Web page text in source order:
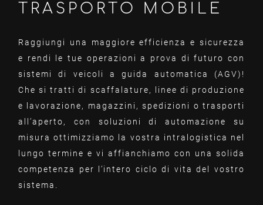
TRASPORTO MOBILE
Raggiungi una maggiore efficienza e sicurezza
e rendi le tue operazioni a prova di futuro con
sistemi di veicoli a guida automatica (AGV)!
Che si tratti di scaffalature, linee di produzione
e lavorazione, magazzini, spedizioni o trasporti
all’aperto, con soluzioni di automazione su
misura ottimizziamo la vostra intralogistica nel
lungo termine e vi affianchiamo con una solida
competenza per l’intero ciclo di vita del vostro
sistema.